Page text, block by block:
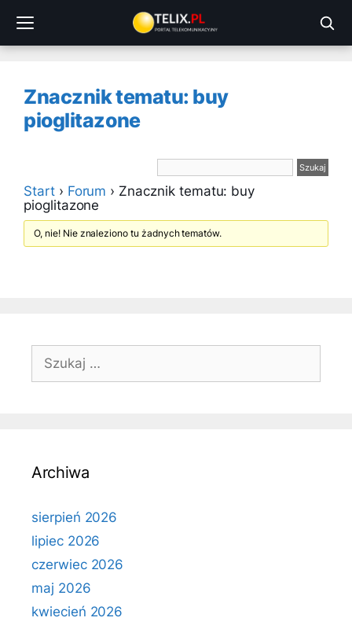
treści
Znacznik tematu: buy
pioglitazone
Start › Forum › Znacznik tematu: buy
pioglitazone
O, nie! Nie znaleziono tu żadnych tematów.
Szukaj:
Archiwa
sierpień 2026
lipiec 2026
czerwiec 2026
maj 2026
kwiecień 2026